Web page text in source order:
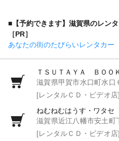
■【予約できます】滋賀県のレン
［PR］
あなたの街のたびらいレンタカー
ＴＳＵＴＡＹＡ ＢＯＯ
滋賀県甲賀市水口町水口
[レンタルＣＤ・ビデオ店]
ねむねむはうす・ワタセ
滋賀県近江八幡市安土町
[レンタルＣＤ・ビデオ店]